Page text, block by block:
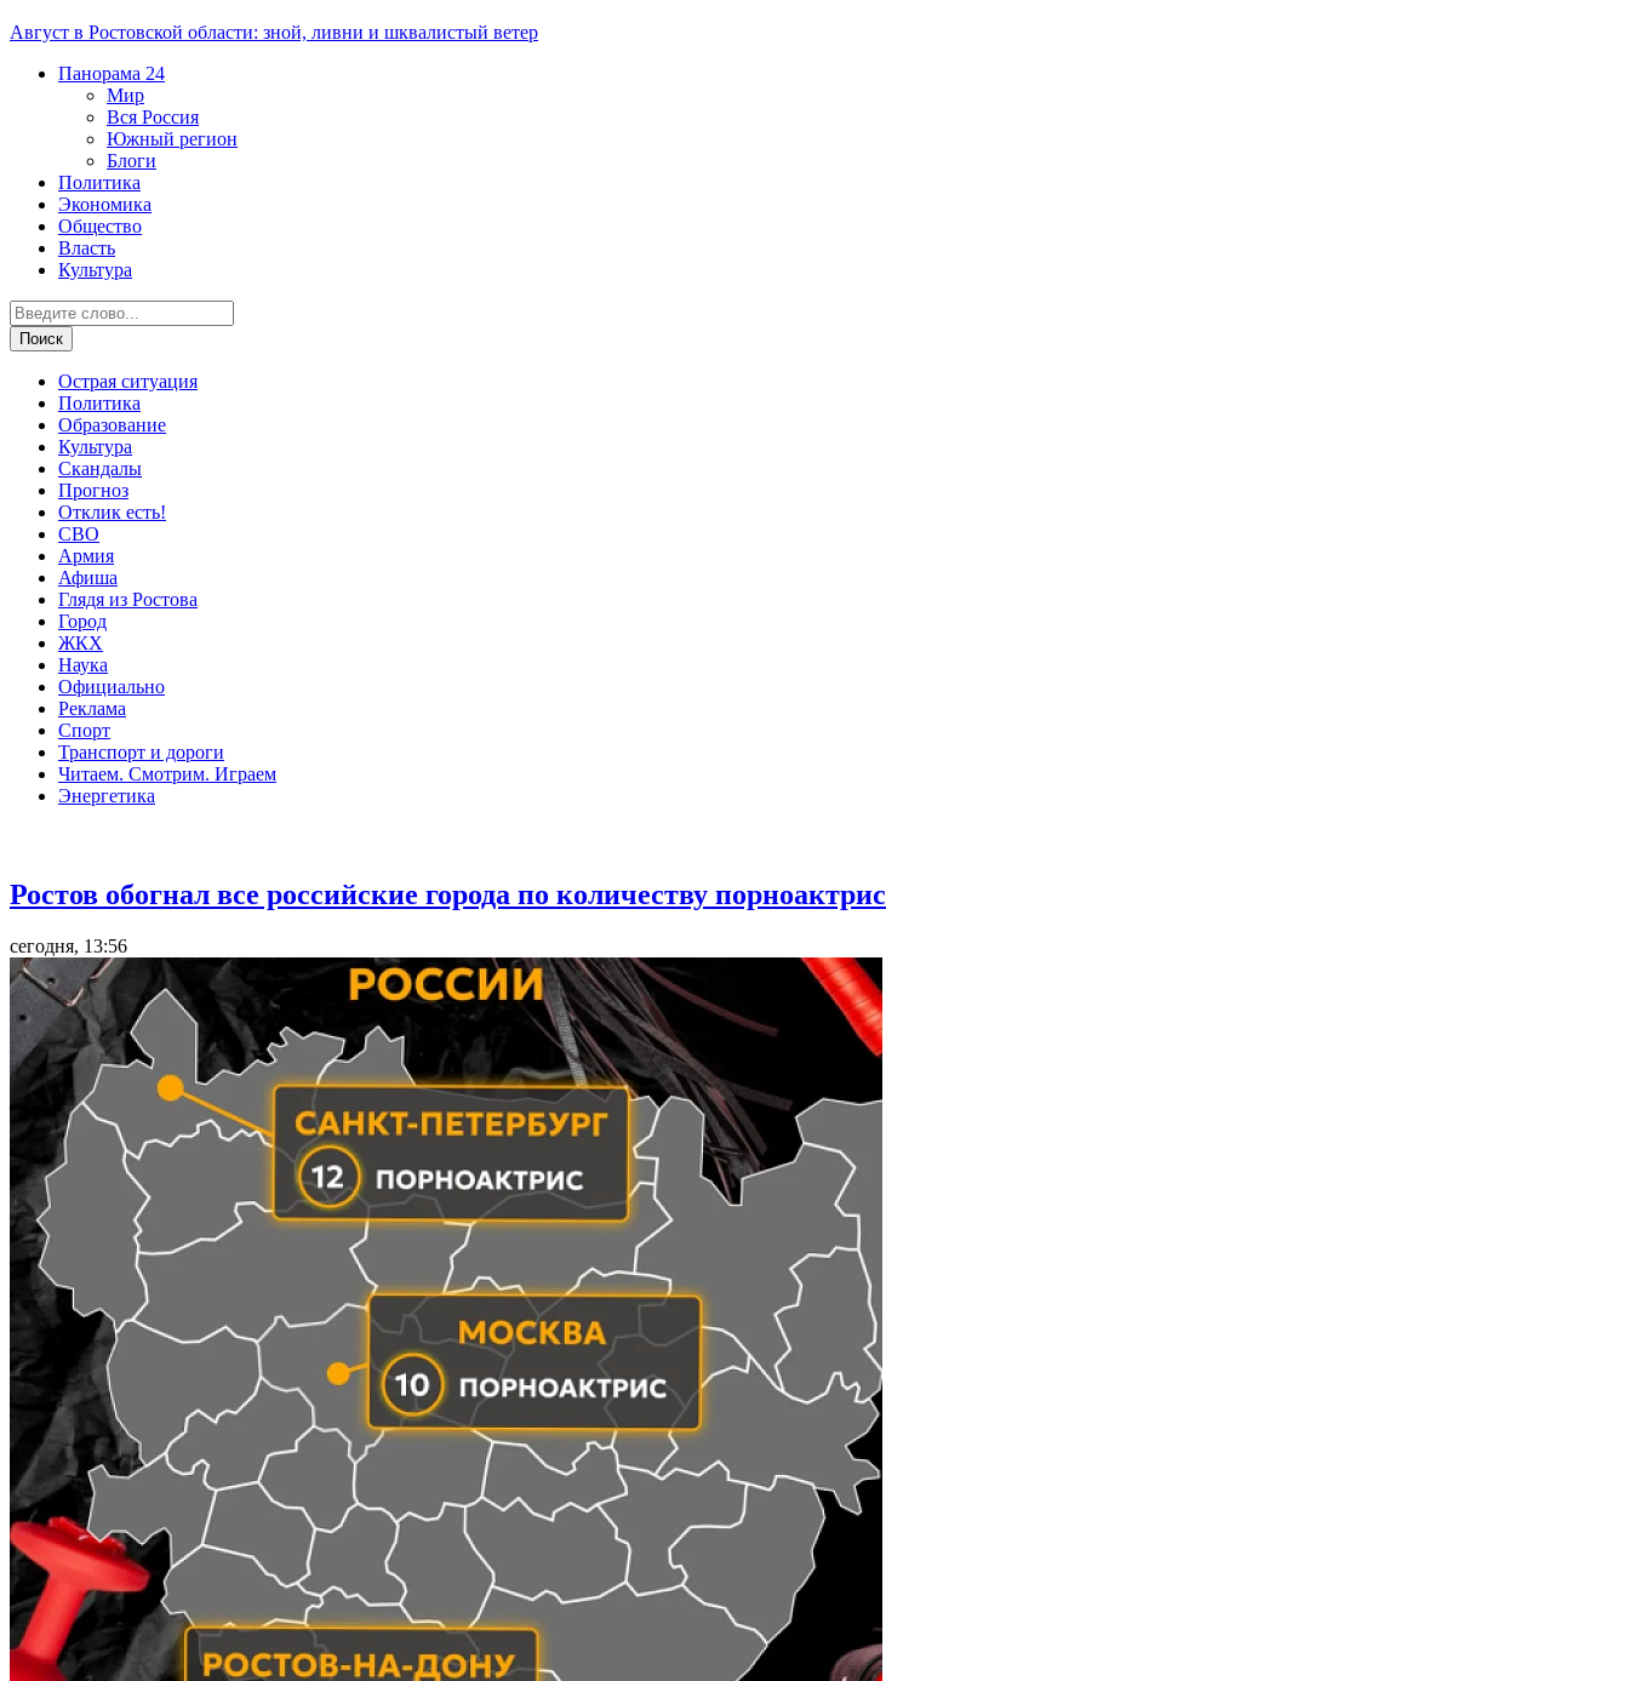
Август в Ростовской области: зной, ливни и шквалистый ветер
Панорама 24
Мир
Вся Россия
Южный регион
Блоги
Политика
Экономика
Общество
Власть
Культура
Острая ситуация
Политика
Образование
Культура
Скандалы
Прогноз
Отклик есть!
СВО
Армия
Афиша
Глядя из Ростова
Город
ЖКХ
Наука
Официально
Реклама
Спорт
Транспорт и дороги
Читаем. Смотрим. Играем
Энергетика
Ростов обогнал все российские города по количеству порноактрис
сегодня, 13:56